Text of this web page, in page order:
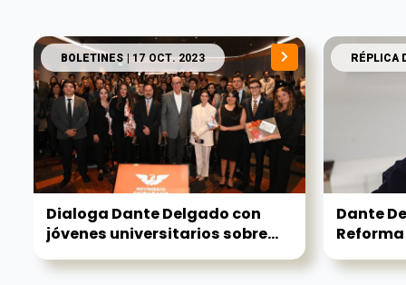
BOLETINES| 17 OCT. 2023
Dialoga Dante Delgado con
jóvenes universitarios sobre...
RÉPLICA
Dante